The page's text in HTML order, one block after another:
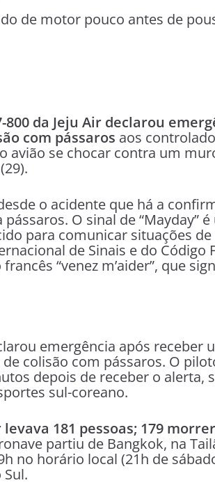
de motor pouco antes de
800 da Jeju Air declarou
com pássaros aos
avião se chocar contra um
o acidente que há a
O sinal de “Mayday”
para comunicar situações
de Sinais e do Código
“venez m’aider”, que
emergência após receber
colisão com pássaros. O
depois de receber o alerta,
sul-coreano.
181 pessoas; 179
partiu de Bangkok, na
no horário local (21h de